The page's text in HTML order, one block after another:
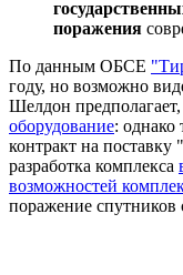
поражения
По данным ОБСЕ
году, но возможно
Шелдон предполагает,
оборудование: однако
контракт на
разработка комплекса
возможностей
поражение спутников